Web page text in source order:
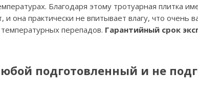
Благодаря этому тротуарная плитка
она практически не впитывает влагу, что очень
перепадов. Гарантийный срок
подготовленный и не